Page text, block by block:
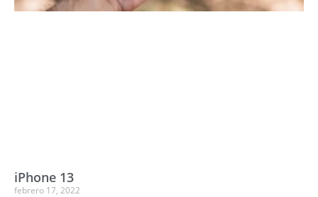
iPhone 13
febrero 17, 2022